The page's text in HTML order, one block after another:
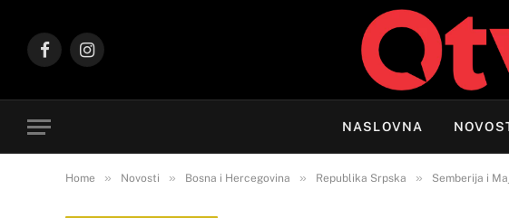
FacebookInstagram
NASLOVNA
Home » Novosti » Bosna i Hercegovina » Republika Srpska » Semberija i